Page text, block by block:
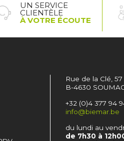
UN SERVICE
CLIENTÈLE
À VOTRE ÉCOUTE
Rue de la Clé, 57
B-4630
+32 (0)4 377 94
info@biemar.be
du lundi au
de 7h30 à